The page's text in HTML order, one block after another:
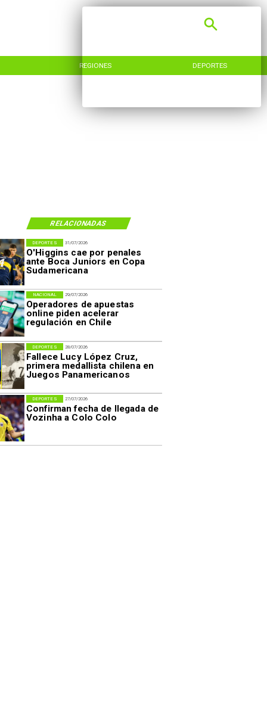
REGIONES DEPORTES
RELACIONADAS
31/07/2026
O'Higgins cae por penales
ante Boca Juniors en Copa
Sudamericana
DEPORTES
29/07/2026
Operadores de apuestas
online piden acelerar
regulación en Chile
NACIONAL
28/07/2026
Fallece Lucy López Cruz,
primera medallista chilena en
Juegos Panamericanos
DEPORTES
27/07/2026
Confirman fecha de llegada de
Vozinha a Colo Colo
DEPORTES